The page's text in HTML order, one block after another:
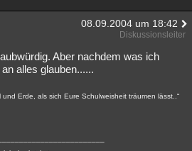
08.09.2004 um 18:42
Diskussionsleiter
Aber nachdem was ich
alles glauben......
und Erde, als sich Eure Schulweisheit träumen lässt..“